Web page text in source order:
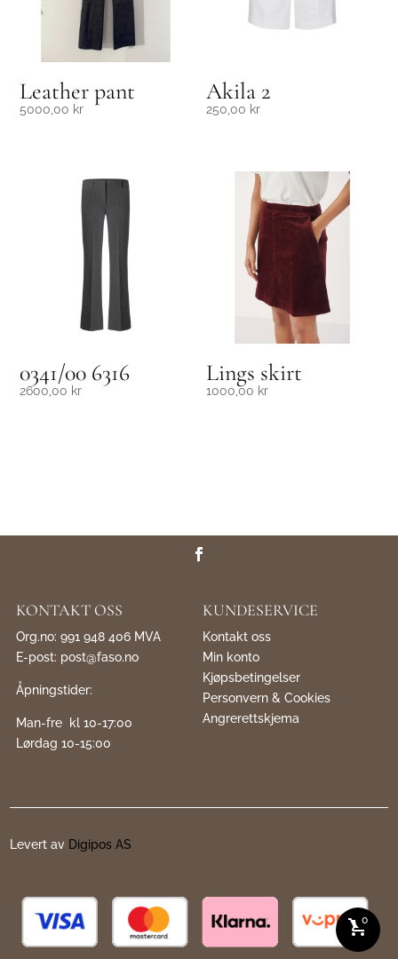
shopping_cart
0
Leather pant
5000,00 kr
Akila 2
250,00 kr
0341/00 6316
2600,00 kr
Lings skirt
1000,00 kr
KONTAKT OSS
Org.no: 991 948 406 MVA
E-post: post@faso.no
Åpningstider:
Man-fre kl 10-17:00
Lørdag 10-15:00
KUNDESERVICE
Kontakt oss
Min konto
Kjøpsbetingelser
Personvern & Cookies
Angrerettskjema
Levert av Digipos AS